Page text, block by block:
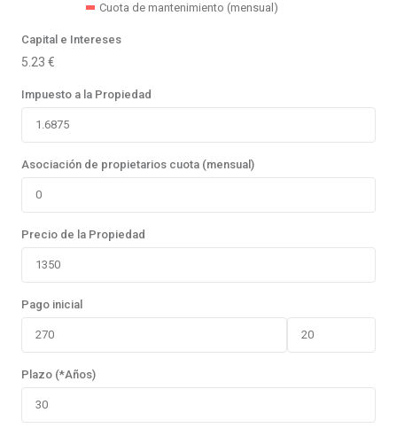
Cuota de mantenimiento (mensual)
Capital e Intereses
5.23 €
Impuesto a la Propiedad
Asociación de propietarios cuota (mensual)
Precio de la Propiedad
Pago inicial
Plazo (*Años)